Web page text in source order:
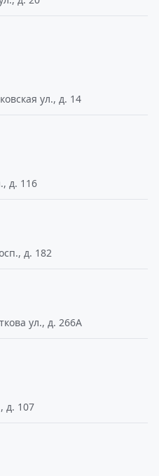
ул., д. 14
д. 116
д. 182
ул., д. 266А
д. 107